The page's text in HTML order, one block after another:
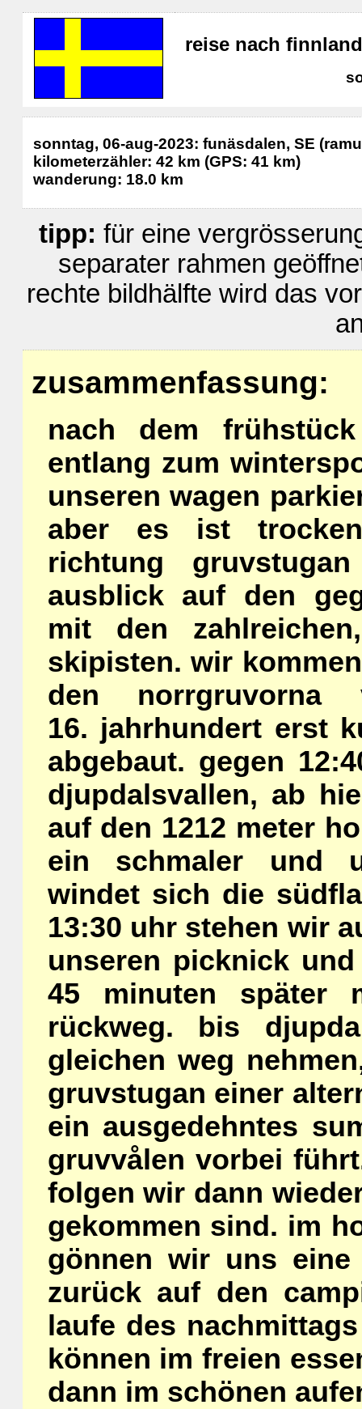
reise nach
sonntag, 06-aug-2023: funäsdalen, SE
kilometerzähler: 42 km (GPS: 41 km)
wanderung: 18.0 km
tipp: für eine
separater rahmen
rechte bildhälfte wird das
zusammenfassung:
nach dem
entlang zum
unseren wagen
aber es ist
richtung
ausblick auf den
mit den
skipisten. wir
den
16. jahrhundert erst
abgebaut. gegen
djupdalsvallen, ab
auf den 1212 meter
ein schmaler und
windet sich die
13:30 uhr stehen wir
unseren picknick
45 minuten später
rückweg. bis
gleichen weg
gruvstugan einer
ein ausgedehntes
gruvvålen vorbei
folgen wir dann
gekommen sind. im
gönnen wir uns
zurück auf den
laufe des
können im freien
dann im schönen